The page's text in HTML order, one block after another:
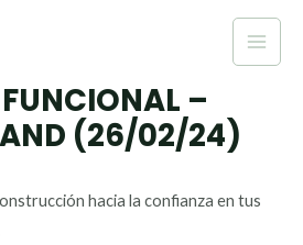
Main
–
(26/02/24)
hacia la confianza en tus